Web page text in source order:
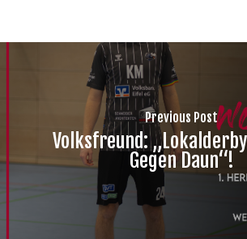
Previous Post
Volksfreund:
Gegen Daun“!